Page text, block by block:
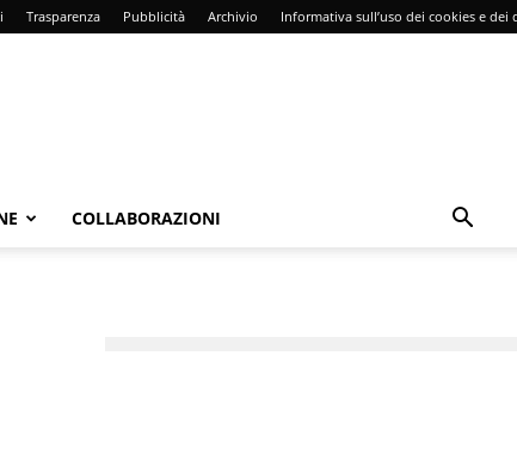
Trasparenza Pubblicità Archivio Informativa sull’uso dei cookies e dei
COLLABORAZIONI